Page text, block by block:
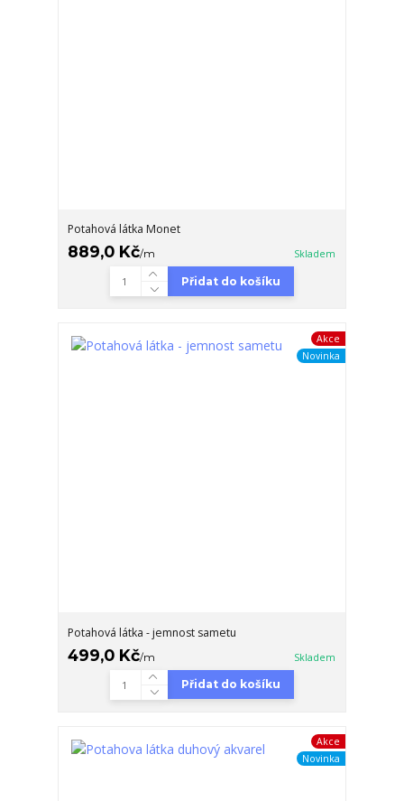
Potahová látka Monet
889,0 Kč/m Skladem
Přidat do košíku
Akce
Novinka
Potahová látka - jemnost sametu
499,0 Kč/m Skladem
Přidat do košíku
Akce
Novinka